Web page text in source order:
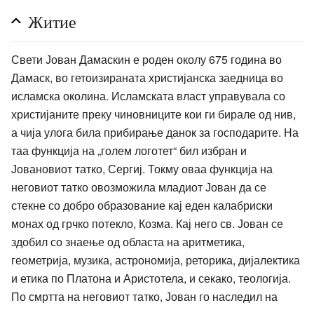
Житие
Свети Јован Дамаскин е роден околу 675 година во
Дамаск, во гетоизираната христијанска заедница во
исламска околина. Исламската власт управувала со
христијаните преку чиновниците кои ги бирале од нив,
а чија улога била прибирање данок за господарите. На
таа функција на „голем логотет“ бил избран и
Јовановиот татко, Сергиј. Токму оваа функција на
неговиот татко овозможила младиот Јован да се
стекне со добро образование кај еден калабриски
монах од грчко потекло, Козма. Кај него св. Јован се
здобил со знаење од областа на аритметика,
геометрија, музика, астрономија, реторика, дијалектика
и етика по Платона и Аристотела, и секако, теологија.
По смртта на неговиот татко, Јован го наследил на